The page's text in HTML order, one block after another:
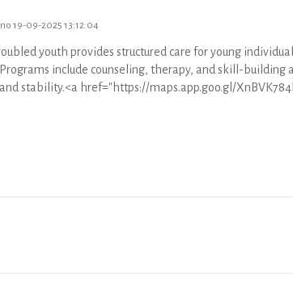
19-09-2025 13:12:04
youth provides structured care for young
include counseling, therapy, and skill-building
stability.<a href="https://maps.app.goo.gl/